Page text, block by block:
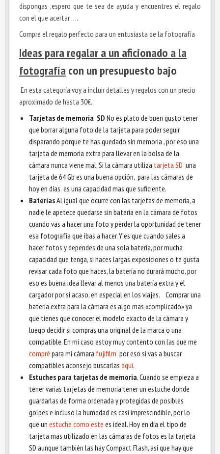
dispongas ,espero que te sea de ayuda y encuentres el regalo
con el que acertar ….
Compre el regalo perfecto para un entusiasta de la fotografía
Ideas para regalar a un aficionado a la
fotografíacon un presupuesto bajo
En esta categoría voy a incluir detalles y regalos con un precio
aproximado de hasta 30€.
Tarjetas de memoria SD No es plato de buen gusto tener
que borrar alguna foto de la tarjeta para poder seguir
disparando porque te has quedado sin memoria , por eso una
tarjeta de memoria extra para llevar en la bolsa de la
cámara nunca viene mal. Si la cámara utiliza tarjeta SD una
tarjeta de 64 Gb es una buena opción, para las cámaras de
hoy en días es una capacidad mas que suficiente.
BateríasAl igual que ocurre con las tarjetas de memoria, a
nadie le apetece quedarse sin batería en la cámara de fotos
cuando vas a hacer una foto y perder la oportunidad de tener
esa fotografía que ibas a hacer. Y es que cuando sales a
hacer fotos y dependes de una sola batería, por mucha
capacidad que tenga, si haces largas exposiciones o te gusta
revisar cada foto que haces, la batería no durará mucho, por
eso es buena idea llevar al menos una batería extra y el
cargador por si acaso, en especial en los viajes. Comprar una
batería extra para la cámara es algo mas «complicado» ya
que tienes que conocer el modelo exacto de la cámara y
luego decidir si compras una original de la marca o una
compatible. En mi caso estoy muy contento con las que me
compré para mi cámara fujifilm por eso si vas a buscar
compatibles aconsejo buscarlas aquí.
Estuches para tarjetas de memoria. Cuando se empieza a
tener varias tarjetas de memoria tener un estuche donde
guardarlas de forma ordenada y protegidas de posibles
golpes e incluso la humedad es casi imprescindible, por lo
que un estuche como este es ideal. Hoy en día el tipo de
tarjeta mas utilizado en las cámaras de fotos es la tarjeta
SD aunque también las hay Compact Flash, así que hay que